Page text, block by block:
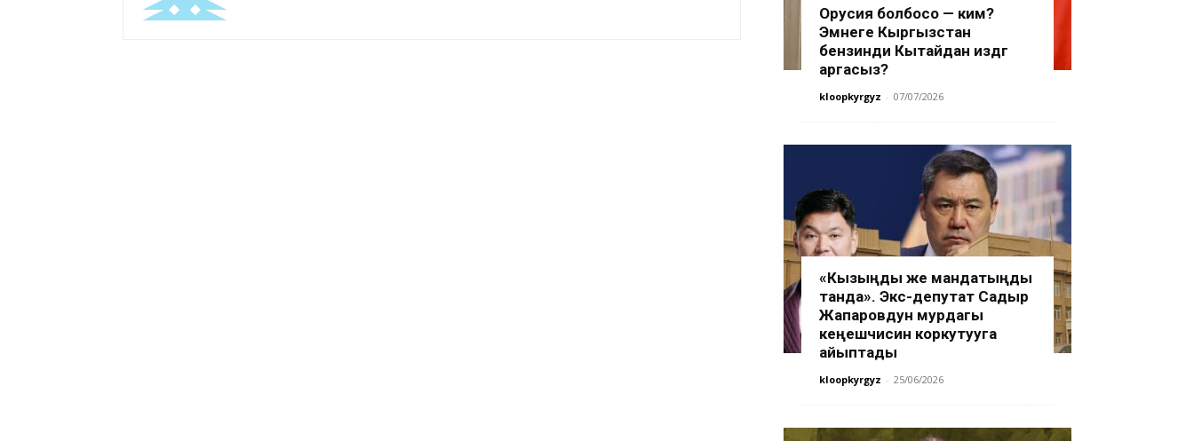
Орусия болбосо — ким?
Эмнеге Кыргызстан
бензинди Кытайдан издөөгө
аргасыз?
kloopkyrgyz - 07/07/2026
«Кызыңды же мандатыңды
танда». Экс-депутат Садыр
Жапаровдун мурдагы
кеңешчисин коркутууга
айыптады
kloopkyrgyz - 25/06/2026